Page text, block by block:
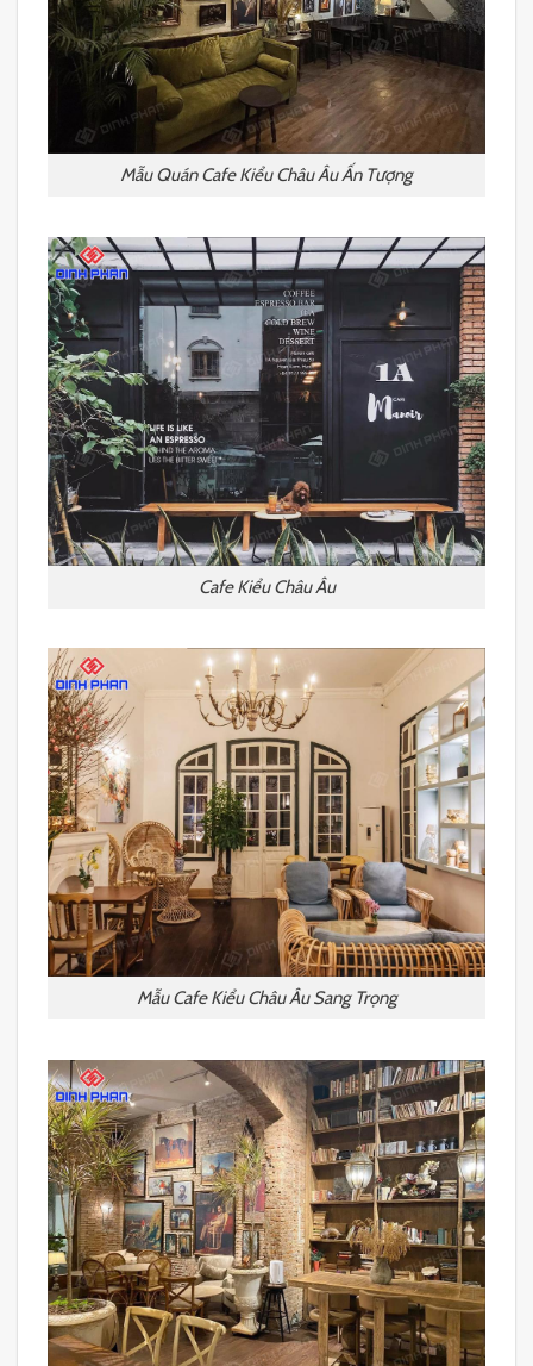
Mẫu Quán Cafe Kiểu Châu Âu Ấn Tượng
Cafe Kiểu Châu Âu
Mẫu Cafe Kiểu Châu Âu Sang Trọng